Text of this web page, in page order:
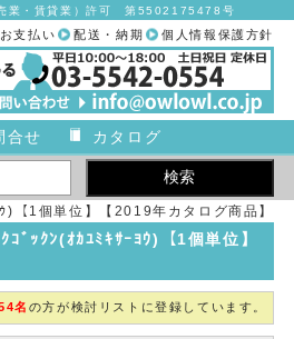
業・賃貸業）許可 第5502175478号
個人情報保護方針
配送・納期
お支払い
合せ カタログ
1個単位】【2019年カタログ商品】
ﾞｯｸﾝ(ｵｶﾕﾐｷｻｰﾖｳ)【1個単位】
名 の方が検討リストに登録しています。